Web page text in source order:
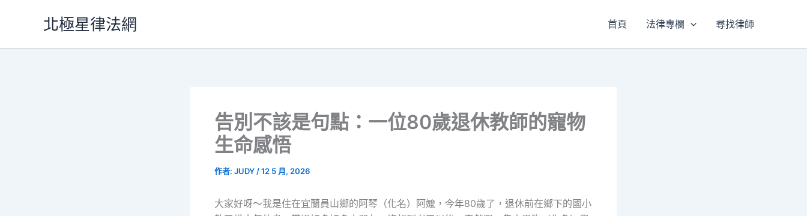
北極星律法網 首頁 法律專欄 尋找律師
告別不該是句點：一位80歲退休教師的寵物
生命感悟
作者: JUDY /12 5 月, 2026
大家好呀～我是住在宜蘭員山鄉的阿琴（化名）阿嬤，今年80歲了，退休前在鄉下的國小